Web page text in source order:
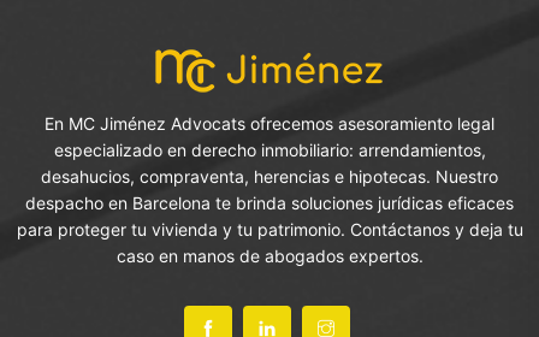
En MC Jiménez Advocats ofrecemos asesoramiento legal
especializado en derecho inmobiliario: arrendamientos,
desahucios, compraventa, herencias e hipotecas. Nuestro
despacho en Barcelona te brinda soluciones jurídicas eficaces
para proteger tu vivienda y tu patrimonio. Contáctanos y deja tu
caso en manos de abogados expertos.